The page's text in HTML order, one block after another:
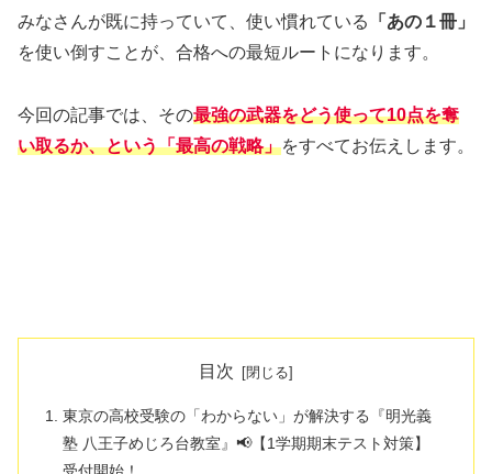
みなさんが既に持っていて、使い慣れている
「あの１冊」
を使い倒すことが、合格への最短ルートになります。
今回の記事では、その最強の武器をどう使って10点を奪
い取るか、という「最高の戦略」をすべてお伝えします。
目次
東京の高校受験の「わからない」が解決する『明光義
塾 八王子めじろ台教室』📢【1学期期末テスト対策】
受付開始！